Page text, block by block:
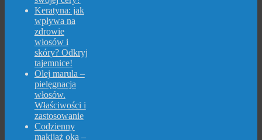
Keratyna: jak
wpływa na
zdrowie
włosów i
skóry? Odkryj
tajemnice!
Olej marula –
pielęgnacja
włosów.
Właściwości i
zastosowanie
Codzienny
makijaż oka –